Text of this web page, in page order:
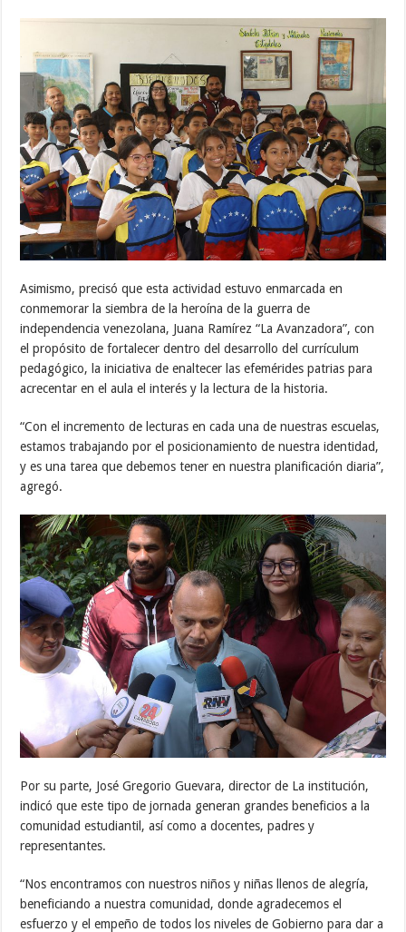
Asimismo, precisó que esta actividad estuvo enmarcada en
conmemorar la siembra de la heroína de la guerra de
independencia venezolana, Juana Ramírez “La Avanzadora”, con
el propósito de fortalecer dentro del desarrollo del currículum
pedagógico, la iniciativa de enaltecer las efemérides patrias para
acrecentar en el aula el interés y la lectura de la historia.
“Con el incremento de lecturas en cada una de nuestras escuelas,
estamos trabajando por el posicionamiento de nuestra identidad,
y es una tarea que debemos tener en nuestra planificación diaria”,
agregó.
Por su parte, José Gregorio Guevara, director de La institución,
indicó que este tipo de jornada generan grandes beneficios a la
comunidad estudiantil, así como a docentes, padres y
representantes.
“Nos encontramos con nuestros niños y niñas llenos de alegría,
beneficiando a nuestra comunidad, donde agradecemos el
esfuerzo y el empeño de todos los niveles de Gobierno para dar a